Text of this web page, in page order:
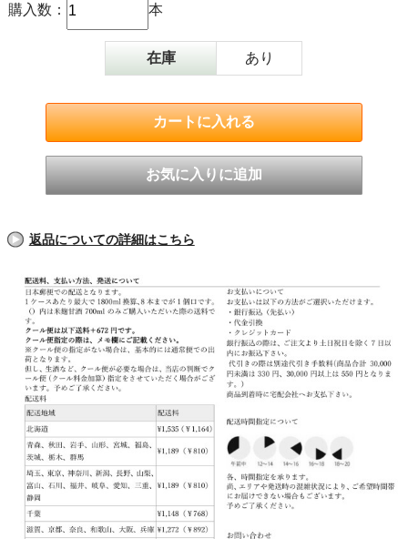
購入数： 本
在庫 あり
返品についての詳細はこちら